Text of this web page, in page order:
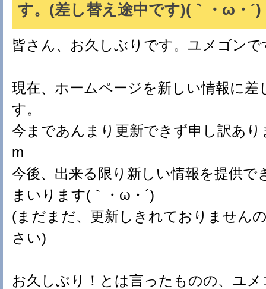
す。(差し替え途中です)(｀・ω・´)
皆さん、お久しぶりです。ユメゴンで
現在、ホームページを新しい情報に差
す。
今まであんまり更新できず申し訳あり
m
今後、出来る限り新しい情報を提供で
まいります(｀・ω・´)ゞ
(まだまだ、更新しきれておりません
さい)
お久しぶり！とは言ったものの、ユ